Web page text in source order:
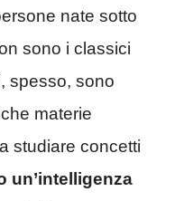
nate sotto
sono i classici
spesso, sono
materie
studiare concetti
un’intelligenza